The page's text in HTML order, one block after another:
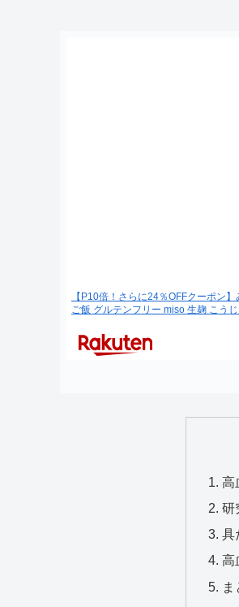
【P10倍！さらに24％OFFクーポン
ご飯 グルテンフリー miso 生麹 こう
高
研
具
高
ま